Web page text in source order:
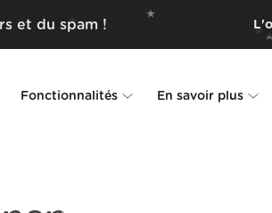
et du spam !
Fonctionnalités En savoir plus